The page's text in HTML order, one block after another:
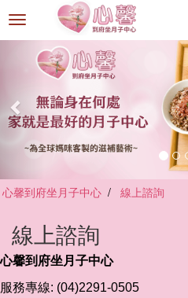
選
單
心馨到府坐月子中心 線上諮詢
線上諮詢
心馨到府坐月子中心
服務專線: (04)2291-0505